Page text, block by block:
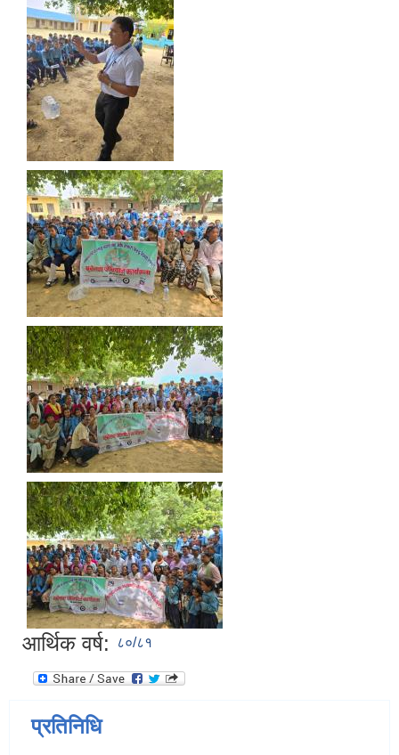
आर्थिक वर्ष: ८०/८१
प्रतिनिधि